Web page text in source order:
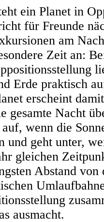
ein Planet in
für Freunde
am
Zeit an:
Erde praktisch
erscheint
gesamte Nacht
wenn die
und geht unter,
gleichen
Abstand
ausmacht.